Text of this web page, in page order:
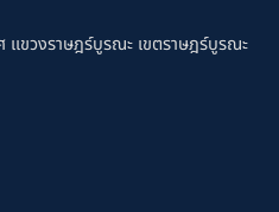
แขวงราษฎร์บูรณะ เขตราษฎร์บูรณะ